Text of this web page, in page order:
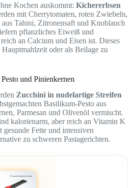
Kochen auskommt: Kichererbsen
mit Cherrytomaten, roten Zwiebeln,
Tahini, Zitronensaft und Knoblauch
pflanzliches Eiweiß und
an Calcium und Eisen ist. Dieses
oder als Beilage zu
und Pinienkernen
Zucchini in nudelartige Streifen
Basilikum-Pesto aus
Parmesan und Olivenöl vermischt.
kalorienarm, aber reich an Vitamin K
Fette und intensiven
zu schweren Pastagerichten.